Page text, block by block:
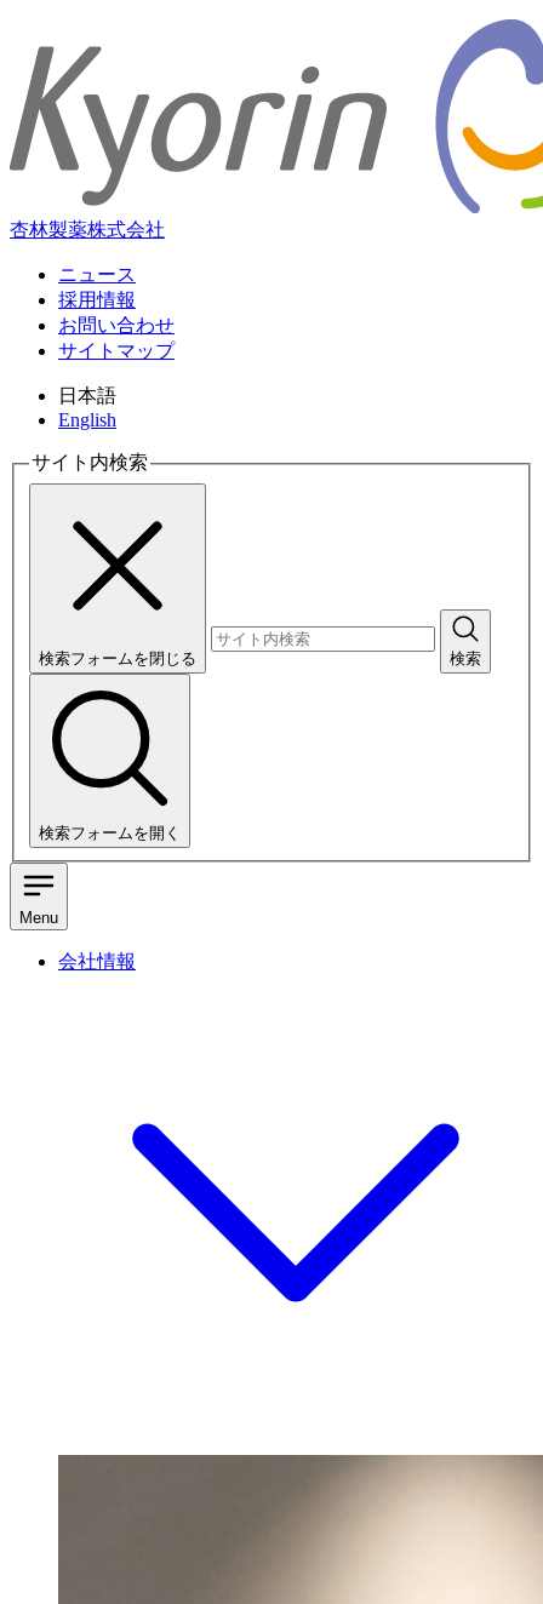
杏林製薬株式会社
ニュース
採用情報
お問い合わせ
サイトマップ
日本語
English
サイト内検索
検索フォームを閉じる 検索
検索フォームを開く
Menu
会社情報